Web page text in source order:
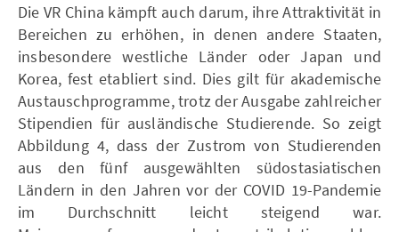
Die VR China kämpft auch darum, ihre Attraktivität in
Bereichen zu erhöhen, in denen andere Staaten,
insbesondere westliche Länder oder Japan und
Korea, fest etabliert sind. Dies gilt für akademische
Austauschprogramme, trotz der Ausgabe zahlreicher
Stipendien für ausländische Studierende. So zeigt
Abbildung 4, dass der Zustrom von Studierenden
aus den fünf ausgewählten südostasiatischen
Ländern in den Jahren vor der COVID 19-Pandemie
im Durchschnitt leicht steigend war.